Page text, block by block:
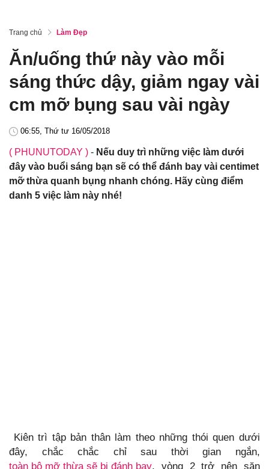
Trang chủ Làm Đẹp
Ăn/uống thứ này vào mỗi
sáng thức dậy, giảm ngay vài
cm mỡ bụng sau vài ngày
06:55, Thứ tư 16/05/2018
( PHUNUTODAY ) - Nếu duy trì những việc làm dưới
đây vào buổi sáng bạn sẽ có thể đánh bay vài centimet
mỡ thừa quanh bụng nhanh chóng. Hãy cùng điểm
danh 5 việc làm này nhé!
Kiên trì tập bản thân làm theo những thói quen dưới
đây, chắc chắc chỉ sau thời gian ngắn,
toàn bộ mỡ thừa sẽ bị đánh bay, vòng 2 trở nên săn